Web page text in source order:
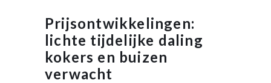
Prijsontwikkelingen:
lichte tijdelijke daling
kokers en buizen
verwacht